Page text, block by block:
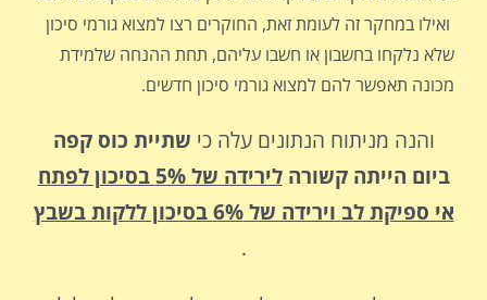
ואילו במחקר זה לעומת זאת, החוקרים רצו למצוא גורמי סיכון
שלא נלקחו בחשבון או חשבו עליהם, תחת ההנחה שלמידת
מכונה תאפשר להם למצוא גורמי סיכון חדשים.
והנה מניתוח הנתונים עלה כי שתיית כוס קפה
ביום הייתה קשורה
לירידה של 5% בסיכון לפתח
אי ספיקת לב וירידה של 6% בסיכון ללקות בשבץ
.